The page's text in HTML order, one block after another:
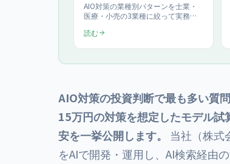
AIO対策の業種別パターンを士業・
医療・小売の3業種に絞って実務手
Google AI OverviewにAI引用される
年最新で網羅。業種ごとの引用獲得
上の支援実績にもとづき提示しま
す。
読む
AIO対策の投資判断で最も多い質
15万円の対策を想定したモデル試
安を一挙公開します。
当社（株式
をAIで開発・運用し、AI検索経由